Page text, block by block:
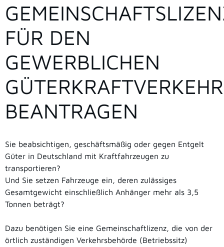
FÜR DEN
GEWERBLICHEN
GÜTERKRAFTVERKEHR
BEANTRAGEN
Sie beabsichtigen, geschäftsmäßig oder gegen Entgelt
Güter in Deutschland mit Kraftfahrzeugen zu
transportieren?
Und Sie setzen Fahrzeuge ein, deren zulässiges
Gesamtgewicht einschließlich Anhänger mehr als 3,5
Tonnen beträgt?
Dazu benötigen Sie eine Gemeinschaftlizenz, die von der
örtlich zuständigen Verkehrsbehörde (Betriebssitz)